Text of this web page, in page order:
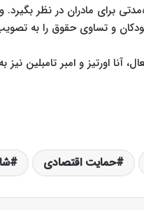
برای مادران در نظر
و تساوی حقوق را به
آنا اورتیز و امبر تامبلین
حمایت اقتصادی